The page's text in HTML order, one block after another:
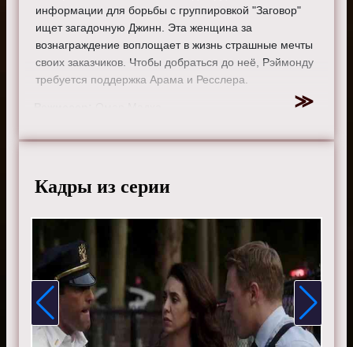
информации для борьбы с группировкой "Заговор"
ищет загадочную Джинн. Эта женщина за
вознаграждение воплощает в жизнь страшные мечты
своих заказчиков. Чтобы добраться до неё, Рэймонду
требуется поддержка Арама и Ресслера.
Клаттенхофф, Райан Эгголд, Парминдер Награ и Гарри
Смотрите онлайн 3 сезон 4 серию «
планшете, пк или телевизоре на сайте the-blacklist-
tv.ru.
Кадры из серии